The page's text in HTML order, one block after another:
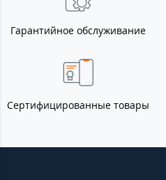
Гарантийное обслуживание
Сертифицированные товары